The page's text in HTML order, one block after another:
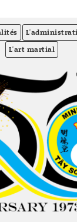
L'art martial